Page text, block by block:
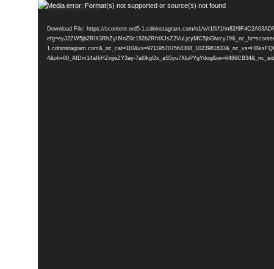
Video
Media error: Format(s) not supported or source(s) not found
Download File: https://scontent-ord5-1.cdninstagram.com/o1/v/t16/f1/m82/
4&oh=00_AfDm14aIkHZnjjeZY3ay-